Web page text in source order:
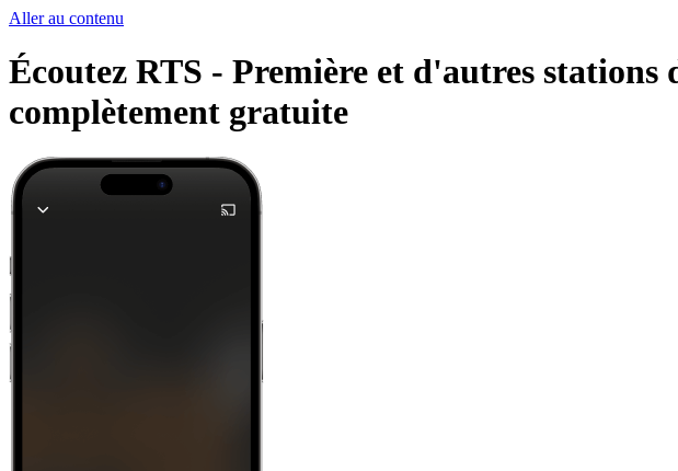
Aller au contenu
Écoutez RTS - Première et d'autres
complètement gratuite